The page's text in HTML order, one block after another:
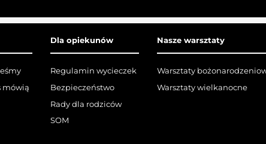
mówią
Dla opiekunów
Regulamin wycieczek
Bezpieczeństwo
Rady dla rodziców
SOM
Nasze warsztaty
Warsztaty
Warsztaty wielkanocne